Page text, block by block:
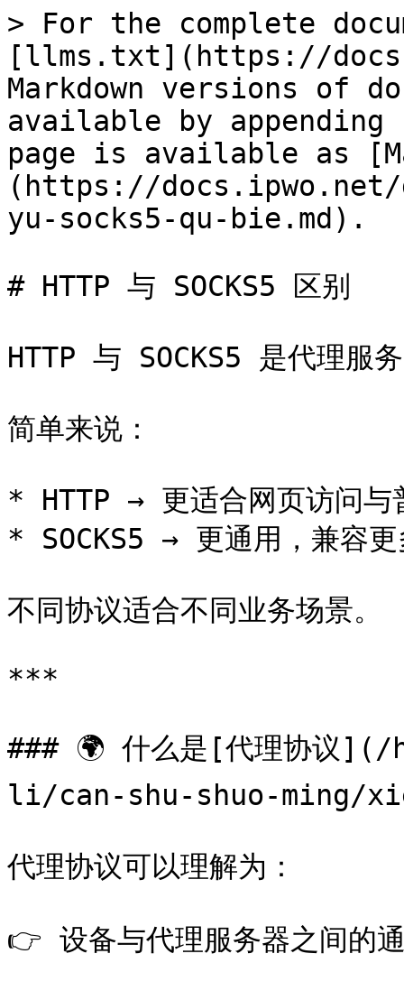
> For the complete
[llms.txt](https://
Markdown versions of
available by
page is available as
(https://
yu-socks5-qu-bie.md).
# HTTP 与 SOCKS5 区别
HTTP 与 SOCKS5 是代理服
简单来说：
* HTTP → 更适合网页访问与
* SOCKS5 → 更通用，兼容更
不同协议适合不同业务场景。
***
### 🌍 什么是[代理协议
li/can-shu-shuo-ming/
代理协议可以理解为：
👉 设备与代理服务器之间的